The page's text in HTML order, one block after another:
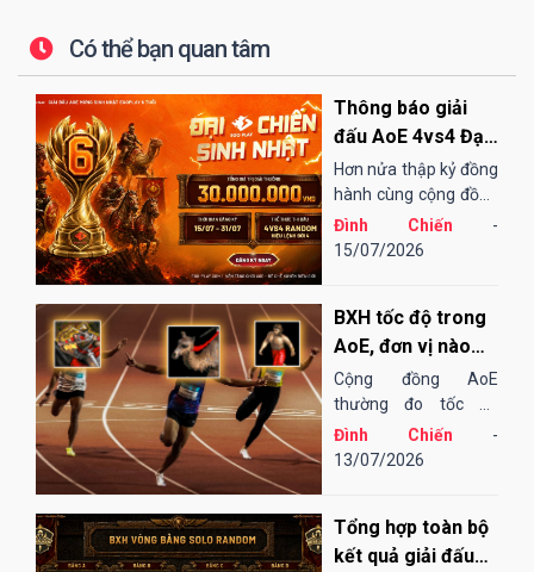
Có thể bạn quan tâm
Thông báo giải
đấu AoE 4vs4 Đại
Chiến Sinh Nhật
EGOPLAY
Hơn nửa thập kỷ đồng
hành cùng cộng đồng
AoE Việt Nam,
EGOPLAY đã không
sân chơi...
Đình Chiến -
15/07/2026
BXH tốc độ trong
AoE, đơn vị nào
"chạy" nhanh
nhất?
Cộng đồng AoE
thường đo tốc độ
chạy của các đơn vị
bằng cảm tính hoặc
song đôi khi lại không
thu hoạch được...
Đình Chiến -
13/07/2026
Tổng hợp toàn bộ
kết quả giải đấu